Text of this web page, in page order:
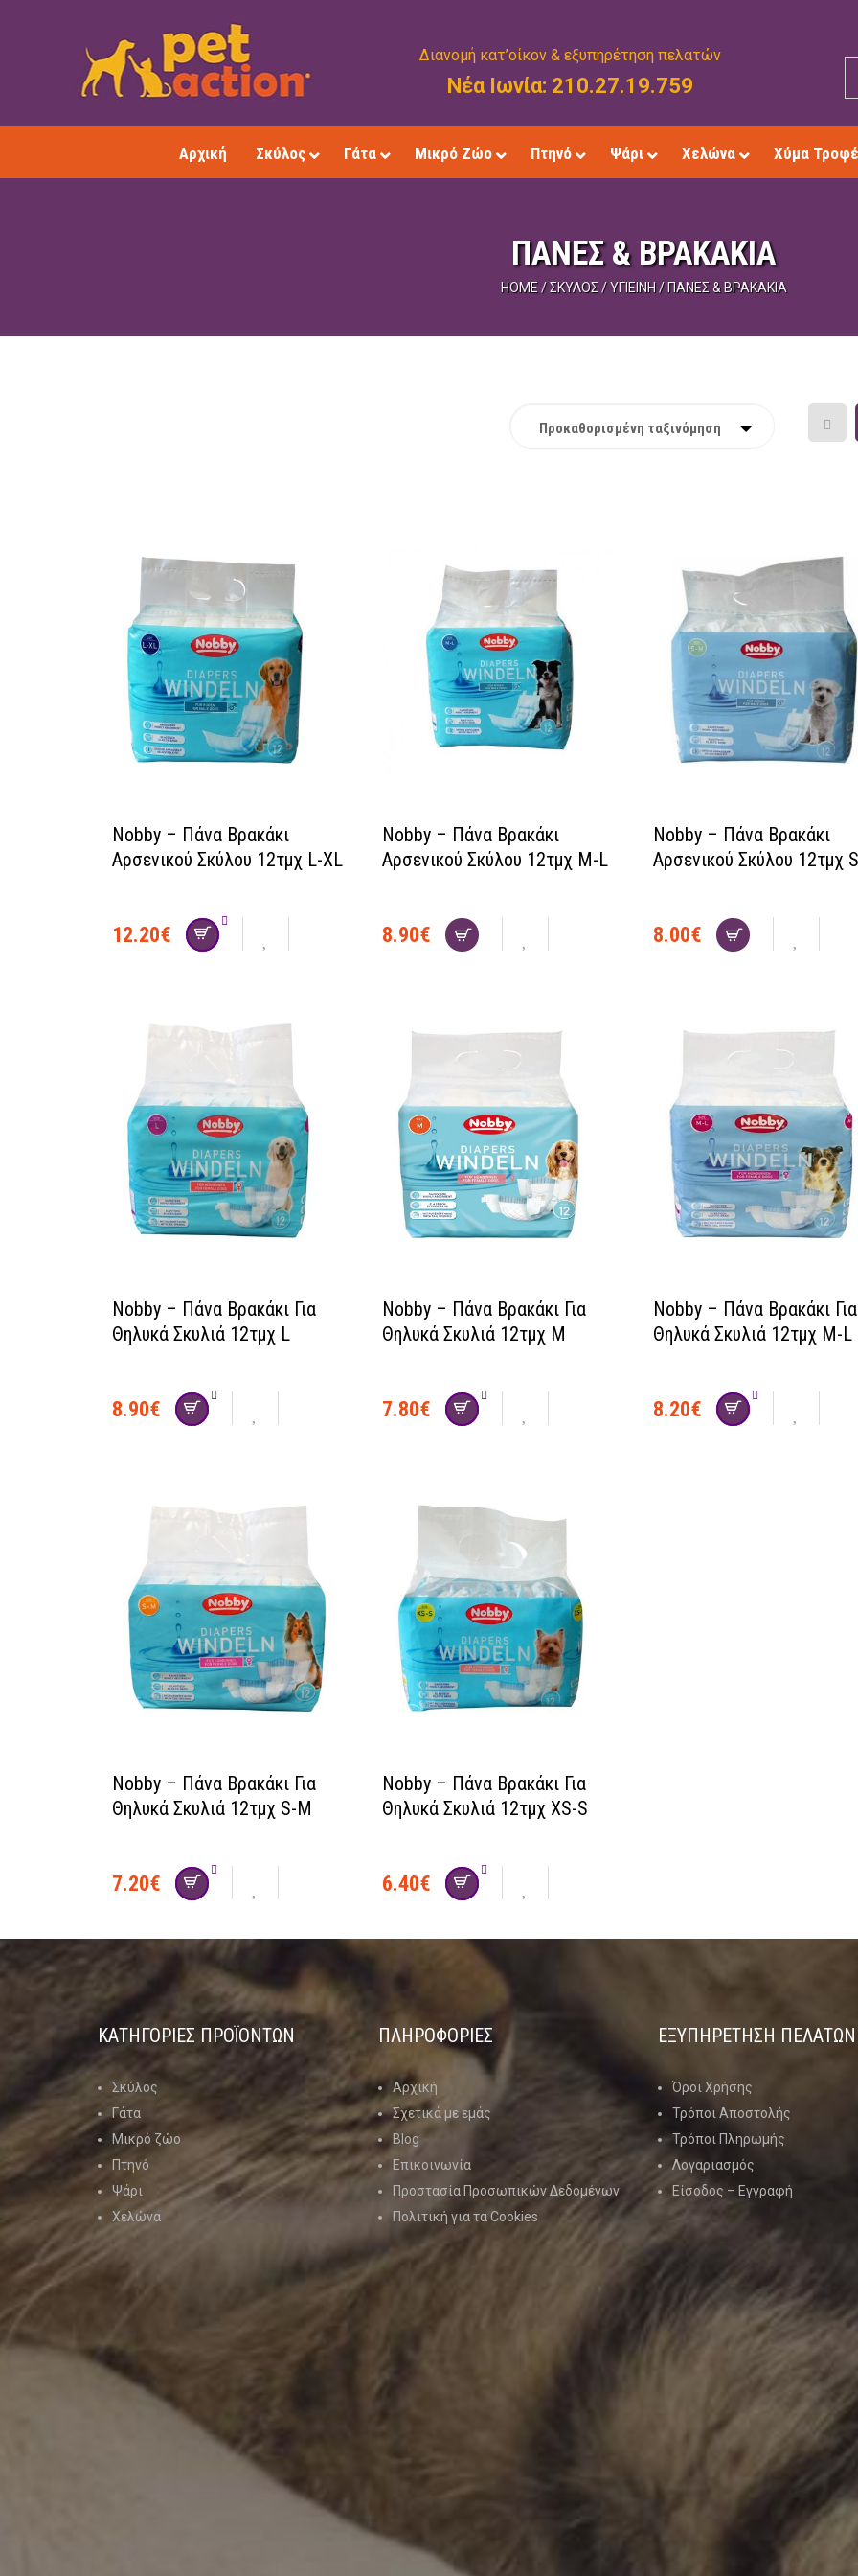
Διανομή κατ’οίκον & εξυπηρέτηση πελατών
Νέα Ιωνία: 210.27.19.759
Αρχική Σκύλος Γάτα Μικρό Ζώο Πτηνό Ψάρι Χελώνα Χύμα
ΠΆΝΕΣ & ΒΡΑΚΆΚΙΑ
HOME/ΣΚΎΛΟΣ/ΥΓΙΕΙΝΉ/ ΠΆΝΕΣ & ΒΡΑΚΆΚΙΑ
Προκαθορισμένη ταξινόμηση
Nobby – Πάνα Βρακάκι
Αρσενικού Σκύλου 12τμχ L-XL
12.20€
Nobby – Πάνα Βρακάκι
Αρσενικού Σκύλου 12τμχ M-L
8.90€
Nobby – Πάνα Βρακάκι
Αρσενικού Σκύλου 12τμχ
8.00€
Nobby – Πάνα Βρακάκι Για
Θηλυκά Σκυλιά 12τμχ L
8.90€
Nobby – Πάνα Βρακάκι Για
Θηλυκά Σκυλιά 12τμχ M
7.80€
Nobby – Πάνα Βρακάκι Για
Θηλυκά Σκυλιά 12τμχ M-L
8.20€
Nobby – Πάνα Βρακάκι Για
Θηλυκά Σκυλιά 12τμχ S-M
7.20€
Nobby – Πάνα Βρακάκι Για
Θηλυκά Σκυλιά 12τμχ XS-S
6.40€
ΚΑΤΗΓΟΡΊΕΣ ΠΡΟΪΌΝΤΩΝ
Σκύλος
Γάτα
Μικρό ζώο
Πτηνό
Ψάρι
Χελώνα
ΠΛΗΡΟΦΟΡΙΕΣ
Αρχική
Σχετικά με εμάς
Blog
Επικοινωνία
Προστασία Προσωπικών Δεδομένων
Πολιτική για τα Cookies
ΕΞΥΠΗΡΕΤΗΣΗ ΠΕΛΑΤΩΝ
Όροι Χρήσης
Τρόποι Αποστολής
Τρόποι Πληρωμής
Λογαριασμός
Είσοδος – Εγγραφή